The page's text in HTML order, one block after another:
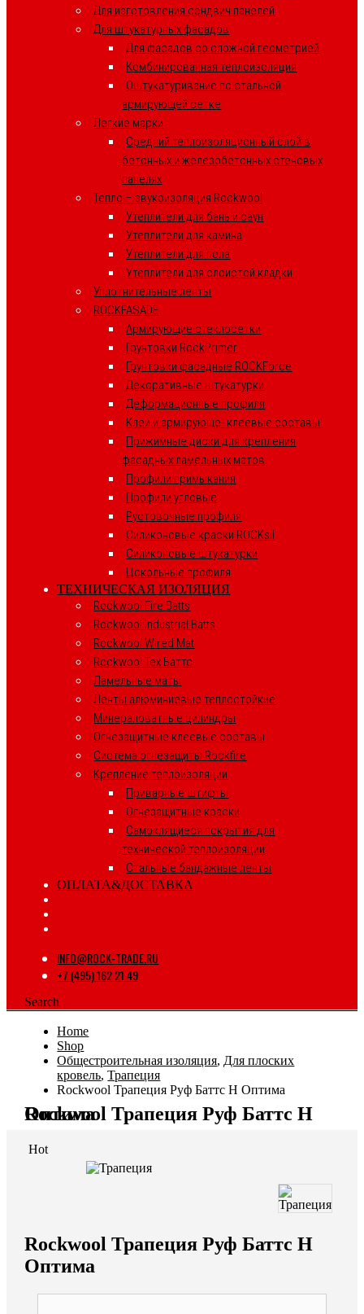
Для изготовления сэндвич панелей
Для штукатурных фасадов
Для фасадов со сложной геометрией
Комбинированная теплоизоляция
Оштукатуривание по стальной
армирующей сетке
Легкие марки
Средний теплоизоляционный слой в
бетонных и железобетонных стеновых
панелях
Тепло – звукоизоляция Rockwool
Утеплители для бань и саун
Утеплители для камина
Утеплители для пола
Утеплители для слоистой кладки
Уплотнительные ленты
ROCKFASADE
Армирующие стеклосетки
Грунтовки RockPrimer
Грунтовки фасадные ROCKForce
Декоративные штукатурки
Деформационные профиля
Клеи и армирующе- клеевые составы
Прижимные диски для крепления
фасадных ламельных матов
Профили примыкания
Профили угловые
Рустовочные профиля
Силиконовые краски ROCKsil
Силиконовые штукатурки
Цокольные профиля
ТЕХНИЧЕСКАЯ ИЗОЛЯЦИЯ
Rockwool Fire Batts
Rockwool Industrial Batts
Rockwool Wired Mat
Rockwool Тех Баттс
Ламельные маты
Ленты алюминиевые теплостойкие
Минераловатные цилиндры
Огнезащитные клеевые составы
Система огнезащиты Rockfire
Крепление теплоизоляции
Приварные штифты
Огнезащитные краски
Самоклящиеся покрытия для
технической теплоизоляции
Стальные бандажные ленты
ОПЛАТА&ДОСТАВКА
INFO@ROCK-TRADE.RU
+7 (495) 162 21 49
Search
Home
Shop
Общестроительная изоляция, Для плоских
кровель,Трапеция
Rockwool Трапеция Руф Баттс Н Оптима
Rockwool Трапеция Руф Баттс Н Оптима
Hot
Rockwool Трапеция Руф Баттс Н
Оптима